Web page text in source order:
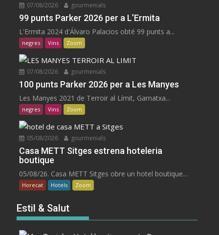
07/08/2026 gourmenials
99 punts Parker 2026 per a L’Ermita
L'Ermita 2024 d'Álvaro Palacios obté 99 punts a...
negres Vins Zoom
07/08/2026 gourmenials
100 punts Parker 2026 per a Les Manyes
Les Manyes 2021 de Terroir al Límit, Garnatxa...
negres Vins Zoom
05/08/2026 gourmenials
Casa METT Sitges estrena hoteleria
boutique
05/08/26. Casa METT Sitges obre un hotel boutique...
Horecat Hotels Zoom
Estil & Salut